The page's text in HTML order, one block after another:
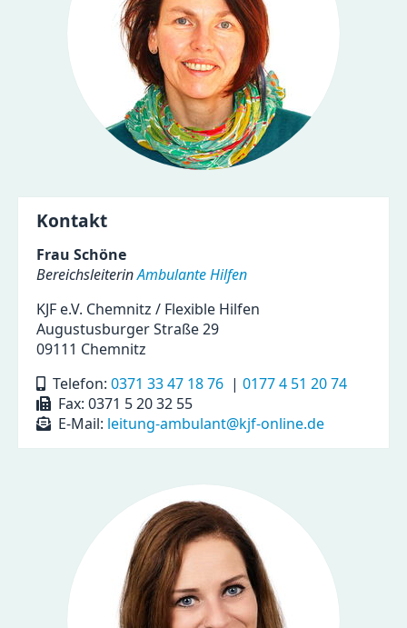
Kontakt
Frau Schöne
BereichsleiterinAmbulante Hilfen
KJF e.V. Chemnitz / Flexible Hilfen
Augustusburger Straße 29
09111 Chemnitz
Telefon: 0371 33 47 18 76 | 0177 4 51 20 74
Fax: 0371 5 20 32 55
E-Mail: leitung-ambulant@kjf-online.de